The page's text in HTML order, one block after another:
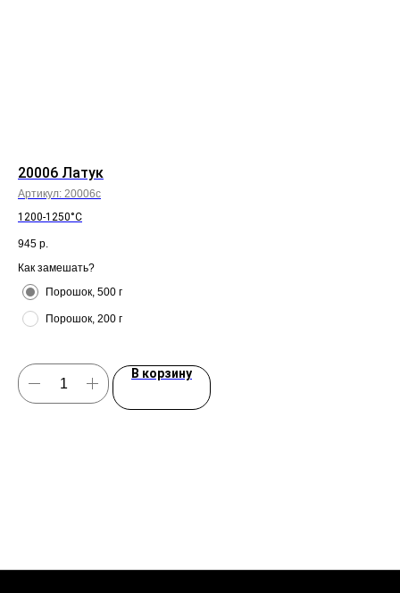
20006 Латук
Артикул: 20006с
1200-1250°C
945 р.
Как замешать?
Порошок, 500 г
Порошок, 200 г
В корзину